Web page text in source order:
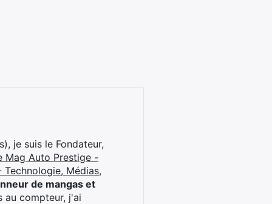
je suis le Fondateur,
Mag Auto Prestige -
Médias,
de mangas et
au compteur, j'ai